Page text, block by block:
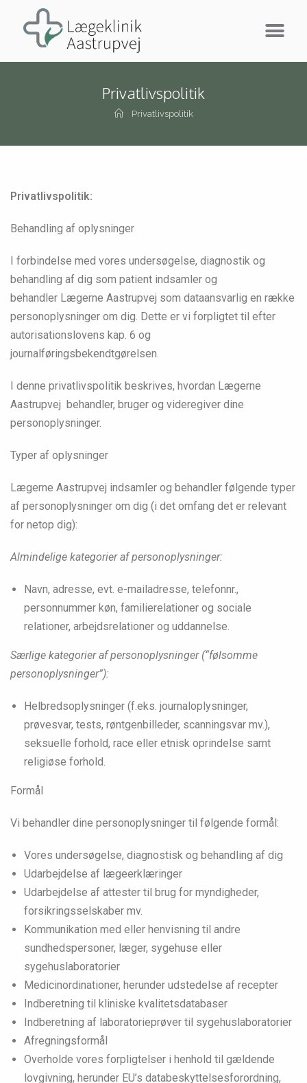
Privatlivspolitik
Privatlivspolitik
Privatlivspolitik:
Behandling af oplysninger
I forbindelse med vores undersøgelse, diagnostik og
behandling af dig som patient indsamler og
behandler Lægerne Aastrupvej som dataansvarlig en række
personoplysninger om dig. Dette er vi forpligtet til efter
autorisationslovens kap. 6 og
journalføringsbekendtgørelsen.
I denne privatlivspolitik beskrives, hvordan Lægerne
Aastrupvej behandler, bruger og videregiver dine
personoplysninger.
Typer af oplysninger
Lægerne Aastrupvej indsamler og behandler følgende typer
af personoplysninger om dig (i det omfang det er relevant
for netop dig):
Almindelige kategorier af personoplysninger:
Navn, adresse, evt. e-mailadresse, telefonnr.,
personnummer køn, familierelationer og sociale
relationer, arbejdsrelationer og uddannelse.
Særlige kategorier af personoplysninger (“følsomme
personoplysninger”):
Helbredsoplysninger (f.eks. journaloplysninger,
prøvesvar, tests, røntgenbilleder, scanningsvar mv.),
seksuelle forhold, race eller etnisk oprindelse samt
religiøse forhold.
Formål
Vi behandler dine personoplysninger til følgende formål:
Vores undersøgelse, diagnostisk og behandling af dig
Udarbejdelse af lægeerklæringer
Udarbejdelse af attester til brug for myndigheder,
forsikringsselskaber mv.
Kommunikation med eller henvisning til andre
sundhedspersoner, læger, sygehuse eller
sygehuslaboratorier
Medicinordinationer, herunder udstedelse af recepter
Indberetning til kliniske kvalitetsdatabaser
Indberetning af laboratorieprøver til sygehuslaboratorier
Afregningsformål
Overholde vores forpligtelser i henhold til gældende
lovgivning, herunder EU’s databeskyttelsesforordning,